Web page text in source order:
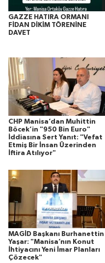
GAZZE HATIRA ORMANI
FİDAN DİKİM TÖRENİNE
DAVET
CHP Manisa’dan Muhittin
Böcek’in "950 Bin Euro"
İddiasına Sert Yanıt: "Vefat
Etmiş Bir İnsan Üzerinden
İftira Atılıyor"
MAGİD Başkanı Burhanettin
Yaşar: "Manisa’nın Konut
İhtiyacını Yeni İmar Planları
Çözecek"